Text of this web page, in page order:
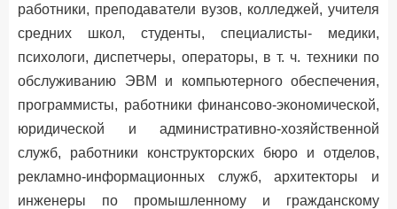
работники, преподаватели вузов, колледжей, учителя
средних школ, студенты, специалисты- медики,
психологи, диспетчеры, операторы, в т. ч. техники по
обслуживанию ЭВМ и компьютерного обеспечения,
программисты, работники финансово-экономической,
юридической и административно-хозяйственной
служб, работники конструкторских бюро и отделов,
рекламно-информационных служб, архитекторы и
инженеры по промышленному и гражданскому